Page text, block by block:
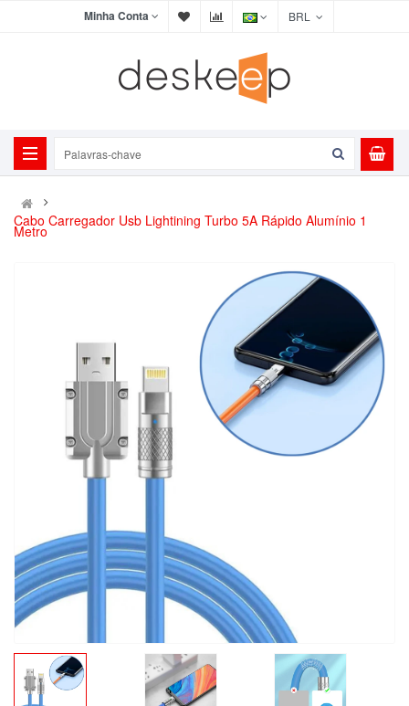
Minha Conta
Cabo Carregador Usb Lightining Turbo 5A Rápido Alumínio 1
Metro